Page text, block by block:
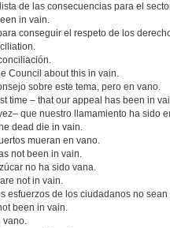
de las consecuencias para el
in vain.
conseguir el respeto de los
Council about this in vain.
sobre este tema, pero en vano.
time – that our appeal has been in
que nuestro llamamiento ha sido
dead die in vain.
mueran en vano.
not been in vain.
no ha sido vana.
not in vain.
esfuerzos de los ciudadanos no sean
been in vain.
vano.